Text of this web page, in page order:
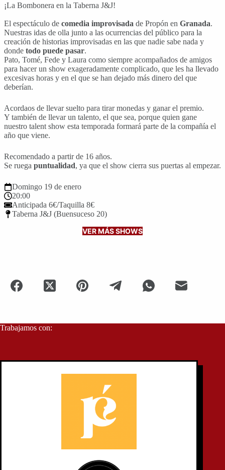
¡La Bombonera en la Taberna J&J!
El espectáculo de comedia improvisada de Propón en Granada.
Nuestras idas de olla junto a las ocurrencias del público para la
creación de historias improvisadas en las que nadie sabe nada y
donde todo puede pasar.
Pato, Tomé, Fede y Laura como siempre acompañados de amigos
para hacer un show exageradamente complicado, que les ha llevado
excesivas horas y en el que se han dejado más dinero del que
deberían.
Acordaos de llevar suelto para tirar monedas y ganar el premio.
Y también de llevar un talento, el que sea, porque quien gane
nuestro talent show esta temporada formará parte de la compañía el
año que viene.
Recomendado a partir de 16 años.
Se ruega puntualidad, ya que el show cierra sus puertas al empezar.
Domingo 19 de enero
20:00
Anticipada 6€/Taquilla 8€
Taberna J&J (Buensuceso 20)
VER MÁS SHOWS
Trabajamos con: